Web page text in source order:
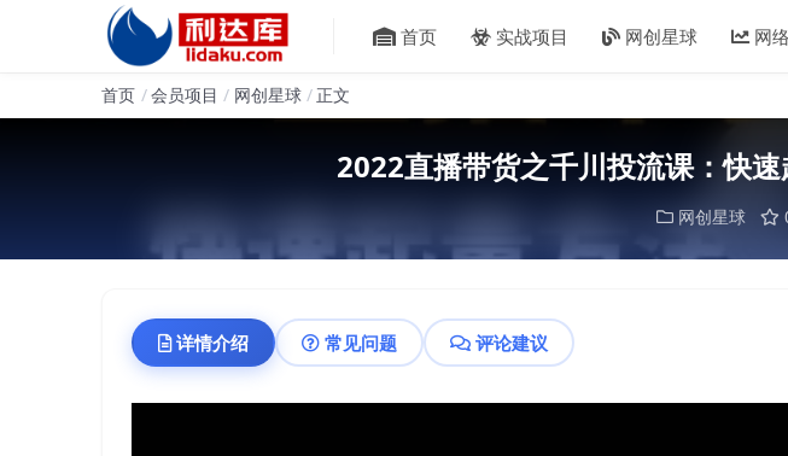
首页 实战项目 网创星球 网
首页 会员项目 网创星球 正文
2022直播带货之千川投流课：快
网创星球
详情介绍 常见问题 评论建议